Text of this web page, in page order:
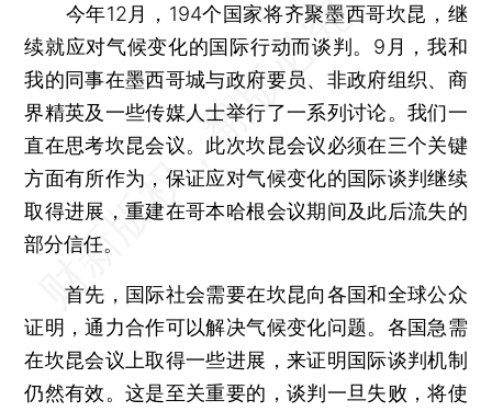
今年12月，194个国家将齐聚墨西哥坎昆，继
续就应对气候变化的国际行动而谈判。9月，我和
我的同事在墨西哥城与政府要员、非政府组织、商
界精英及一些传媒人士举行了一系列讨论。我们一
直在思考坎昆会议。此次坎昆会议必须在三个关键
方面有所作为，保证应对气候变化的国际谈判继续
取得进展，重建在哥本哈根会议期间及此后流失的
部分信任。
首先，国际社会需要在坎昆向各国和全球公众
证明，通力合作可以解决气候变化问题。各国急需
在坎昆会议上取得一些进展，来证明国际谈判机制
仍然有效。这是至关重要的，谈判一旦失败，将使